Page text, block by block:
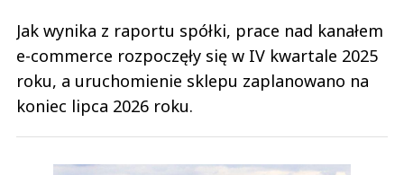
Jak wynika z raportu spółki, prace nad kanałem
e-commerce rozpoczęły się w IV kwartale 2025
roku, a uruchomienie sklepu zaplanowano na
koniec lipca 2026 roku.